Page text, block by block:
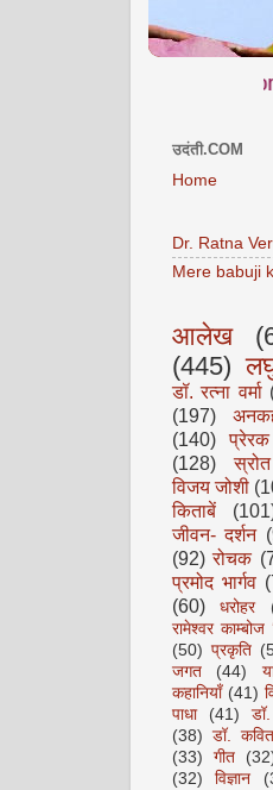
पत्रिका उदंती.com में आप
उदंती.COM
Home
Dr. Ratna
Mere babuji
आलेख
(445)
डॉ. रत्ना वर्मा
(197)
(140)
प्रेरक
(128)
विजय जोशी
किताबें
जीवन- दर्शन
(92) रोचक
प्रमोद भार्गव
(60)
धरोहर
रामेश्वर काम्बोज
(50) प्रकृति
जगत
(44)
कहानियाँ (41)
पाधा
(41)
(38) डॉ.
(33)
गीत
(32)
विज्ञान